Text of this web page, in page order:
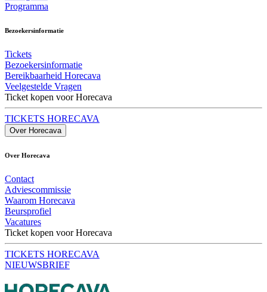
Programma
Bezoekersinformatie
Tickets
Bezoekersinformatie
Bereikbaarheid Horecava
Veelgestelde Vragen
Ticket kopen voor Horecava
TICKETS HORECAVA
Over Horecava
Over Horecava
Contact
Adviescommissie
Waarom Horecava
Beursprofiel
Vacatures
Ticket kopen voor Horecava
TICKETS HORECAVA
NIEUWSBRIEF